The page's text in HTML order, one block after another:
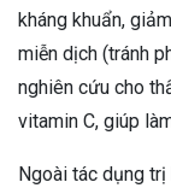
kháng khuẩn,
miễn dịch (tránh
nghiên cứu cho
vitamin C, giúp
Ngoài tác dụng